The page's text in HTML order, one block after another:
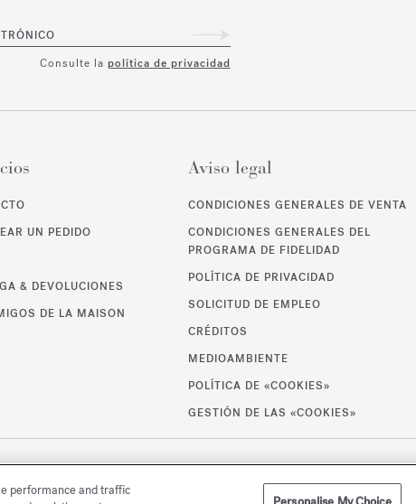
Consulte la política de privacidad
UN PEDIDO
& DEVOLUCIONES
DE LA MAISON
Aviso legal
CONDICIONES GENERALES DE VENTA
CONDICIONES GENERALES DEL
PROGRAMA DE FIDELIDAD
POLÍTICA DE PRIVACIDAD
SOLICITUD DE EMPLEO
CRÉDITOS
MEDIOAMBIENTE
POLÍTICA DE «COOKIES»
GESTIÓN DE LAS «COOKIES»
performance and traffic